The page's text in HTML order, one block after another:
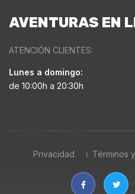
AVENTURAS EN
ATENCIÓN CLIENTES:
Lunes a domingo:
de 10:00h a 20:30h
Privacidad Términos